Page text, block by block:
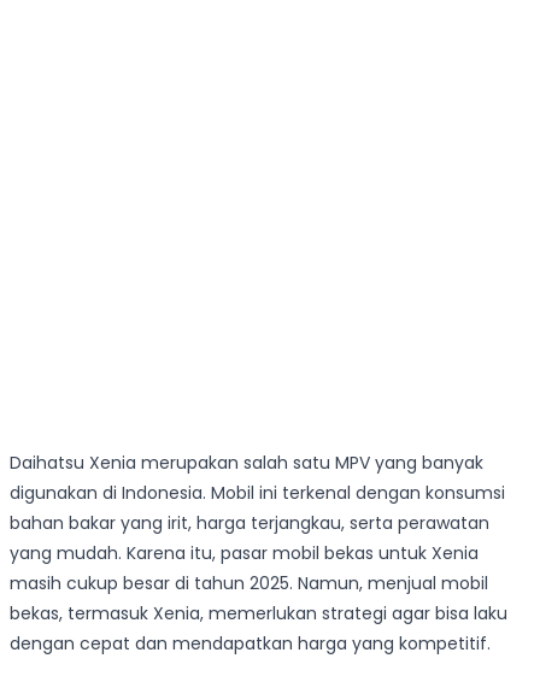
Daihatsu Xenia merupakan salah satu MPV yang banyak
digunakan di Indonesia. Mobil ini terkenal dengan konsumsi
bahan bakar yang irit, harga terjangkau, serta perawatan
yang mudah. Karena itu, pasar mobil bekas untuk Xenia
masih cukup besar di tahun 2025. Namun, menjual mobil
bekas, termasuk Xenia, memerlukan strategi agar bisa laku
dengan cepat dan mendapatkan harga yang kompetitif.